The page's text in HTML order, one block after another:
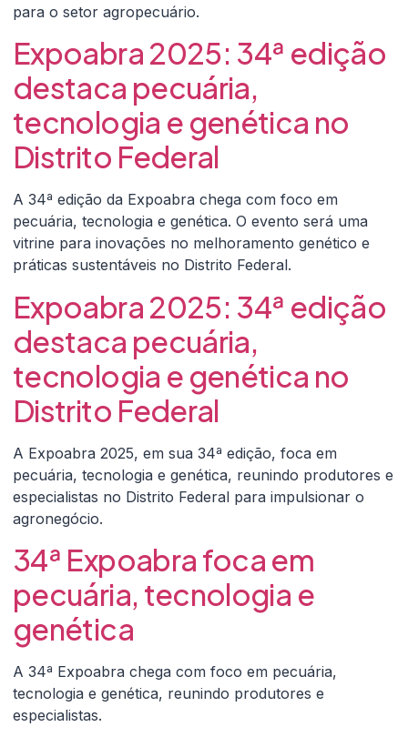
para o setor agropecuário.
Expoabra 2025: 34ª edição
destaca pecuária,
tecnologia e genética no
Distrito Federal
A 34ª edição da Expoabra chega com foco em
pecuária, tecnologia e genética. O evento será uma
vitrine para inovações no melhoramento genético e
práticas sustentáveis no Distrito Federal.
Expoabra 2025: 34ª edição
destaca pecuária,
tecnologia e genética no
Distrito Federal
A Expoabra 2025, em sua 34ª edição, foca em
pecuária, tecnologia e genética, reunindo produtores e
especialistas no Distrito Federal para impulsionar o
agronegócio.
34ª Expoabra foca em
pecuária, tecnologia e
genética
A 34ª Expoabra chega com foco em pecuária,
tecnologia e genética, reunindo produtores e
especialistas.